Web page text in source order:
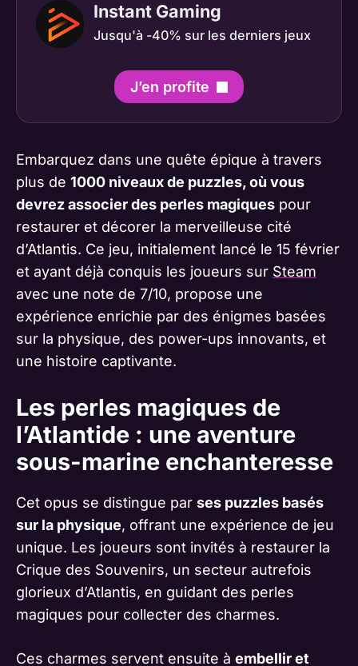
Instant Gaming
Jusqu'à -40% sur les derniers jeux
J’en profite
Embarquez dans une quête épique à travers
plus de 1000 niveaux de puzzles, où vous
devrez associer des perles magiques pour
restaurer et décorer la merveilleuse cité
d’Atlantis. Ce jeu, initialement lancé le 15 février
et ayant déjà conquis les joueurs sur Steam
avec une note de 7/10, propose une
expérience enrichie par des énigmes basées
sur la physique, des power-ups innovants, et
une histoire captivante.
Les perles magiques de
l’Atlantide : une aventure
sous-marine enchanteresse
Cet opus se distingue par ses puzzles basés
sur la physique, offrant une expérience de jeu
unique. Les joueurs sont invités à restaurer la
Crique des Souvenirs, un secteur autrefois
glorieux d’Atlantis, en guidant des perles
magiques pour collecter des charmes.
Ces charmes servent ensuite à embellir et